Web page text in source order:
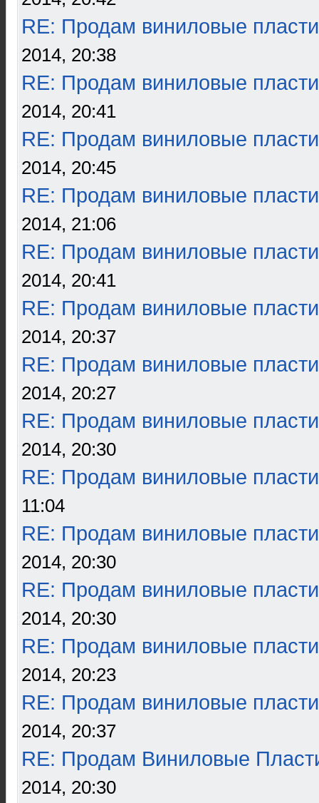
RE: Продам виниловые
2014, 20:38
RE: Продам виниловые
2014, 20:41
RE: Продам виниловые
2014, 20:45
RE: Продам виниловые
2014, 21:06
RE: Продам виниловые
2014, 20:41
RE: Продам виниловые
2014, 20:37
RE: Продам виниловые
2014, 20:27
RE: Продам виниловые
2014, 20:30
RE: Продам виниловые
11:04
RE: Продам виниловые
2014, 20:30
RE: Продам виниловые
2014, 20:30
RE: Продам виниловые
2014, 20:23
RE: Продам виниловые
2014, 20:37
RE: Продам Виниловые
2014, 20:30